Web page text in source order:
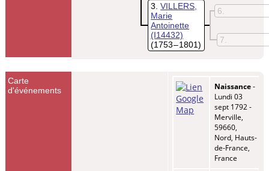
3 VILLERS,
Marie
Antoinette
(I14432)
(1753 – 1801)
6
7
Carte
d'événements
Naissance-
Lundi 03
sept 1792 -
Merville,
59660,
Nord, Hauts-
de-France,
France